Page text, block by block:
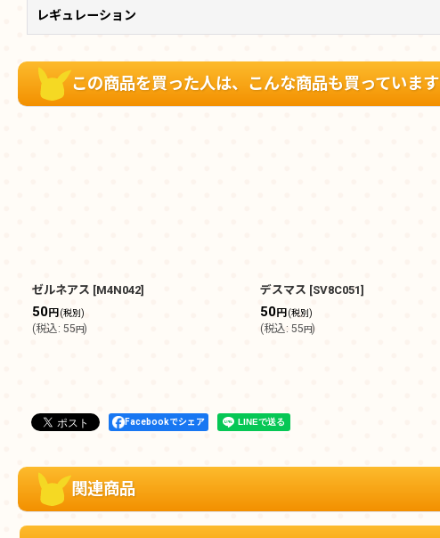
レギュレーション
この商品を買った人は、こんな商品も買っています
ゼルネアス [M4N042]
50円(税別)
(税込: 55円)
デスマス [SV8C051]
50円 (税別)
(税込: 55円)
Facebookでシェア
関連商品